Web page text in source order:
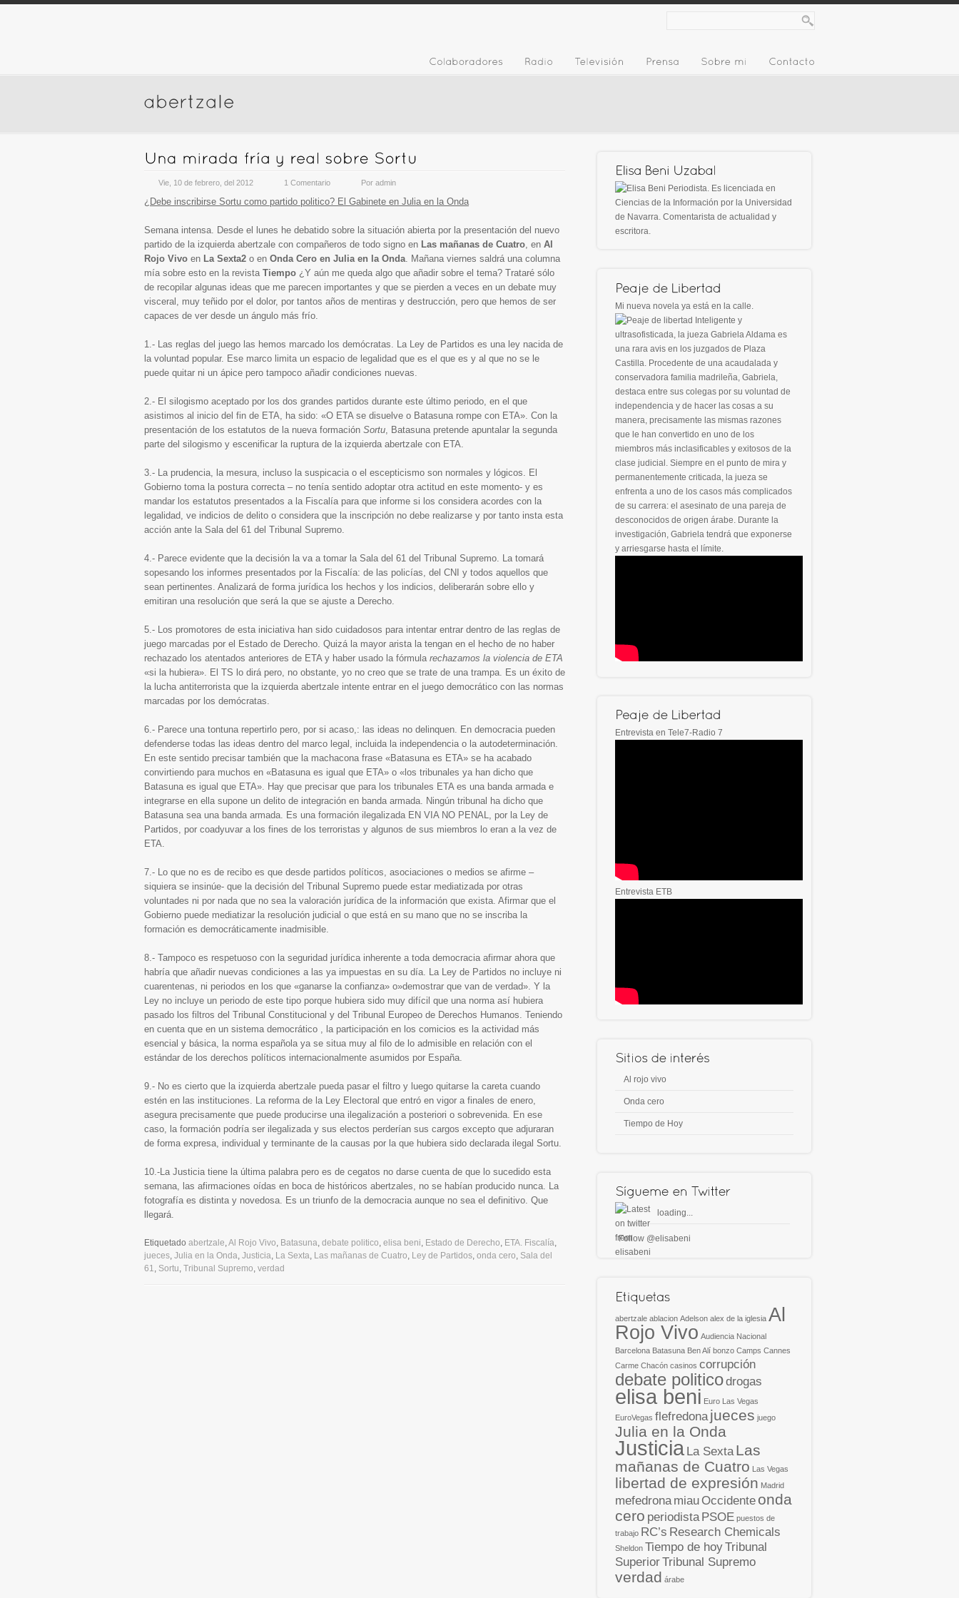
Vie, 10 de febrero, del 2012 1 Comentario Por admin
¿Debe inscribirse Sortu como partido politico? El Gabinete en Julia en la Onda
Semana intensa. Desde el lunes he debatido sobre la situación abierta por la presentación del nuevo
partido de la izquierda abertzale con compañeros de todo signo en Las mañanas de Cuatro, en Al
Rojo Vivo en La Sexta2 o en Onda Cero en Julia en la Onda. Mañana viernes saldrá una columna
mía sobre esto en la revista Tiempo ¿Y aún me queda algo que añadir sobre el tema? Trataré sólo
de recopilar algunas ideas que me parecen importantes y que se pierden a veces en un debate muy
visceral, muy teñido por el dolor, por tantos años de mentiras y destrucción, pero que hemos de ser
capaces de ver desde un ángulo más frío.
1.- Las reglas del juego las hemos marcado los demócratas. La Ley de Partidos es una ley nacida de
la voluntad popular. Ese marco limita un espacio de legalidad que es el que es y al que no se le
puede quitar ni un ápice pero tampoco añadir condiciones nuevas.
2.- El silogismo aceptado por los dos grandes partidos durante este último periodo, en el que
asistimos al inicio del fin de ETA, ha sido: «O ETA se disuelve o Batasuna rompe con ETA». Con la
presentación de los estatutos de la nueva formación Sortu, Batasuna pretende apuntalar la segunda
parte del silogismo y escenificar la ruptura de la izquierda abertzale con ETA.
3.- La prudencia, la mesura, incluso la suspicacia o el escepticismo son normales y lógicos. El
Gobierno toma la postura correcta – no tenía sentido adoptar otra actitud en este momento- y es
mandar los estatutos presentados a la Fiscalía para que informe si los considera acordes con la
legalidad, ve indicios de delito o considera que la inscripción no debe realizarse y por tanto insta esta
acción ante la Sala del 61 del Tribunal Supremo.
4.- Parece evidente que la decisión la va a tomar la Sala del 61 del Tribunal Supremo. La tomará
sopesando los informes presentados por la Fiscalía: de las policías, del CNI y todos aquellos que
sean pertinentes. Analizará de forma jurídica los hechos y los indicios, deliberarán sobre ello y
emitiran una resolución que será la que se ajuste a Derecho.
5.- Los promotores de esta iniciativa han sido cuidadosos para intentar entrar dentro de las reglas de
juego marcadas por el Estado de Derecho. Quizá la mayor arista la tengan en el hecho de no haber
rechazado los atentados anteriores de ETA y haber usado la fórmula rechazamos la violencia de ETA
«si la hubiera». El TS lo dirá pero, no obstante, yo no creo que se trate de una trampa. Es un éxito de
la lucha antiterrorista que la izquierda abertzale intente entrar en el juego democrático con las normas
marcadas por los demócratas.
6.- Parece una tontuna repertirlo pero, por si acaso,: las ideas no delinquen. En democracia pueden
defenderse todas las ideas dentro del marco legal, incluida la independencia o la autodeterminación.
En este sentido precisar también que la machacona frase «Batasuna es ETA» se ha acabado
convirtiendo para muchos en «Batasuna es igual que ETA» o «los tribunales ya han dicho que
Batasuna es igual que ETA». Hay que precisar que para los tribunales ETA es una banda armada e
integrarse en ella supone un delito de integración en banda armada. Ningún tribunal ha dicho que
Batasuna sea una banda armada. Es una formación ilegalizada EN VIA NO PENAL, por la Ley de
Partidos, por coadyuvar a los fines de los terroristas y algunos de sus miembros lo eran a la vez de
ETA.
7.- Lo que no es de recibo es que desde partidos políticos, asociaciones o medios se afirme –
siquiera se insinúe- que la decisión del Tribunal Supremo puede estar mediatizada por otras
voluntades ni por nada que no sea la valoración jurídica de la información que exista. Afirmar que el
Gobierno puede mediatizar la resolución judicial o que está en su mano que no se inscriba la
formación es democráticamente inadmisible.
8.- Tampoco es respetuoso con la seguridad jurídica inherente a toda democracia afirmar ahora que
habría que añadir nuevas condiciones a las ya impuestas en su día. La Ley de Partidos no incluye ni
cuarentenas, ni periodos en los que «ganarse la confianza» o»demostrar que van de verdad». Y la
Ley no incluye un periodo de este tipo porque hubiera sido muy difícil que una norma así hubiera
pasado los filtros del Tribunal Constitucional y del Tribunal Europeo de Derechos Humanos. Teniendo
en cuenta que en un sistema democrático , la participación en los comicios es la actividad más
esencial y básica, la norma española ya se situa muy al filo de lo admisible en relación con el
estándar de los derechos políticos internacionalmente asumidos por España.
9.- No es cierto que la izquierda abertzale pueda pasar el filtro y luego quitarse la careta cuando
estén en las instituciones. La reforma de la Ley Electoral que entró en vigor a finales de enero,
asegura precisamente que puede producirse una ilegalización a posteriori o sobrevenida. En ese
caso, la formación podría ser ilegalizada y sus electos perderían sus cargos excepto que adjuraran
de forma expresa, individual y terminante de la causas por la que hubiera sido declarada ilegal Sortu.
10.-La Justicia tiene la última palabra pero es de cegatos no darse cuenta de que lo sucedido esta
semana, las afirmaciones oídas en boca de históricos abertzales, no se habían producido nunca. La
fotografía es distinta y novedosa. Es un triunfo de la democracia aunque no sea el definitivo. Que
llegará.
Etiquetado abertzale,Al Rojo Vivo, Batasuna, debate politico, elisa beni, Estado de Derecho, ETA. Fiscalía,
jueces, Julia en la Onda, Justicia, La Sexta, Las mañanas de Cuatro, Ley de Partidos, onda cero, Sala del
61, Sortu, Tribunal Supremo, verdad
Periodista. Es licenciada en
Ciencias de la Información por la Universidad
de Navarra. Comentarista de actualidad y
escritora.
Mi nueva novela ya está en la calle.
Inteligente y
ultrasofisticada, la jueza Gabriela Aldama es
una rara avis en los juzgados de Plaza
Castilla. Procedente de una acaudalada y
conservadora familia madrileña, Gabriela,
destaca entre sus colegas por su voluntad de
independencia y de hacer las cosas a su
manera, precisamente las mismas razones
que le han convertido en uno de los
miembros más inclasificables y exitosos de la
clase judicial. Siempre en el punto de mira y
permanentemente criticada, la jueza se
enfrenta a uno de los casos más complicados
de su carrera: el asesinato de una pareja de
desconocidos de origen árabe. Durante la
investigación, Gabriela tendrá que exponerse
y arriesgarse hasta el límite.
Entrevista en Tele7-Radio 7
Entrevista ETB
Al rojo vivo
Onda cero
Tiempo de Hoy
loading...
Follow @elisabeni
abertzale ablacion Adelson alex de la iglesia Al
Rojo Vivo Audiencia Nacional
Barcelona Batasuna Ben Alí bonzo Camps Cannes
Carme Chacón casinos corrupción
debate politicodrogas
elisa beni Euro Las Vegas
EuroVegas flefredona jueces juego
Julia en la Onda
Justicia La Sexta Las
mañanas de Cuatro Las Vegas
libertad de expresión Madrid
mefedrona miau Occidente onda
cero periodista PSOE puestos de
trabajo RC’s Research Chemicals
Sheldon Tiempo de hoyTribunal
SuperiorTribunal Supremo
verdad árabe